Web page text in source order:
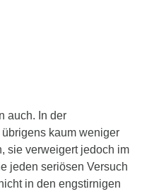
auch. In der
kaum weniger
sie verweigert jedoch im
jeden seriösen Versuch
in den engstirnigen